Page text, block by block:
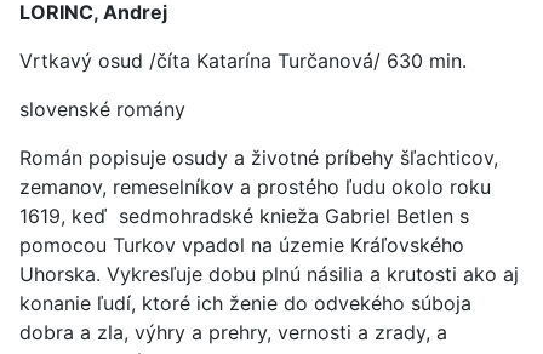
LORINC, Andrej
Vrtkavý osud /číta Katarína Turčanová/ 630 min.
slovenské romány
Román popisuje osudy a životné príbehy šľachticov,
zemanov, remeselníkov a prostého ľudu okolo roku
1619, keď sedmohradské knieža Gabriel Betlen s
pomocou Turkov vpadol na územie Kráľovského
Uhorska. Vykresľuje dobu plnú násilia a krutosti ako aj
konanie ľudí, ktoré ich ženie do odvekého súboja
dobra a zla, výhry a prehry, vernosti a zrady, a